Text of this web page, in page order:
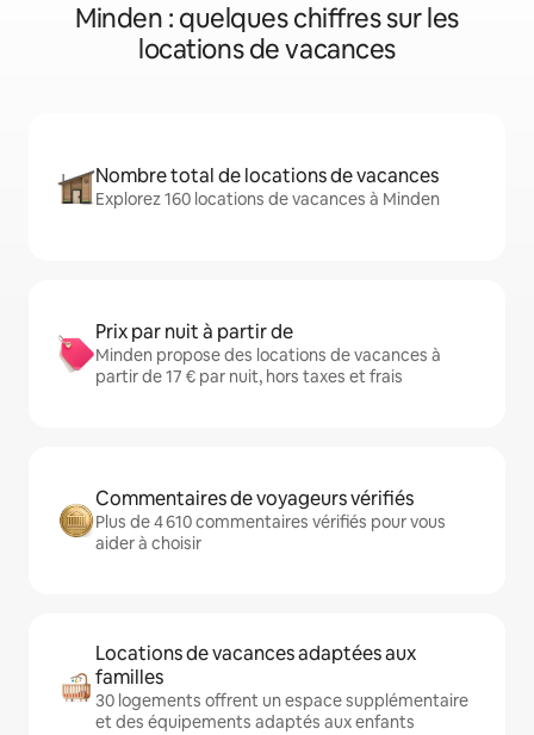
Minden : quelques chiffres sur les
locations de vacances
Nombre total de locations de vacances
Explorez 160 locations de vacances à Minden
Prix par nuit à partir de
Minden propose des locations de vacances à
partir de 17 € par nuit, hors taxes et frais
Commentaires de voyageurs vérifiés
Plus de 4 610 commentaires vérifiés pour vous
aider à choisir
Locations de vacances adaptées aux
familles
30 logements offrent un espace supplémentaire
et des équipements adaptés aux enfants